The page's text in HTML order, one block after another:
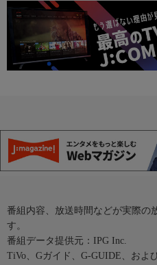
番組内容、放送時間などが実際の
す。
番組データ提供元：IPG Inc.
TiVo、Gガイド、G-GUIDE、およ